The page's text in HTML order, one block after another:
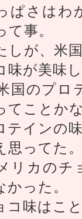
ぱさはわ
事。
しが、米
が美味し
国のプロ
ことかな
テインの
ってた。
リカのチ
った。
コ味はこ